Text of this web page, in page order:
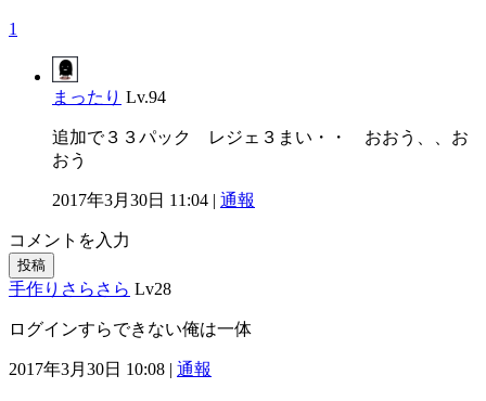
1
まったり Lv.94
追加で３３パック レジェ３まい・・ おおう、、お
おう
2017年3月30日 11:04 | 通報
コメントを入力
投稿
手作りさらさら Lv28
ログインすらできない俺は一体
2017年3月30日 10:08 | 通報